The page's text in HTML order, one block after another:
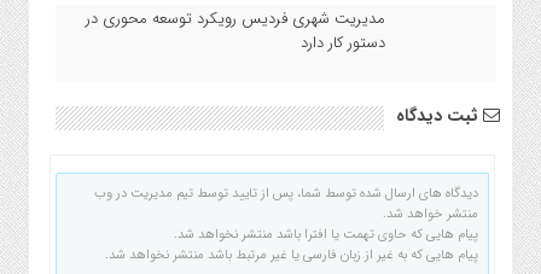
مدیریت شهری فردیس رویکرد توسعه محوری در
دستور کار دارد
ثبت دیدگاه
دیدگاه های ارسال شده توسط شما، پس از تایید توسط تیم مدیریت در وب
منتشر خواهد شد.
پیام هایی که حاوی تهمت یا افترا باشد منتشر نخواهد شد.
پیام هایی که به غیر از زبان فارسی یا غیر مرتبط باشد منتشر نخواهد شد.